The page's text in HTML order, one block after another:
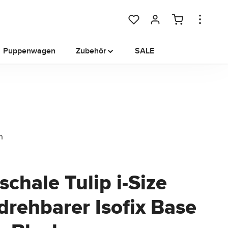
Du hast 0 Produkte auf dem
Puppenwagen Zubehör SALE
Tulip i-Size
Isofix Base